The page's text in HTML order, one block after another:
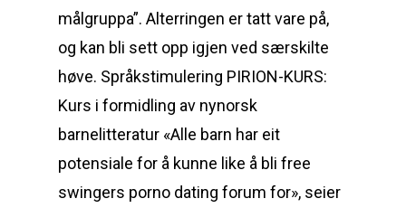
målgruppa”. Alterringen er tatt vare på,
og kan bli sett opp igjen ved særskilte
høve. Språkstimulering PIRION-KURS:
Kurs i formidling av nynorsk
barnelitteratur «Alle barn har eit
potensiale for å kunne like å bli free
swingers porno dating forum for», seier